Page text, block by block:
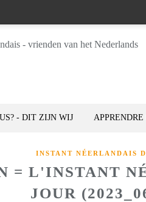
- DIT ZIJN WIJ
INSTANT NÉERLANDAIS
= L'INSTANT
JOUR